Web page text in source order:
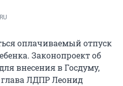
оплачиваемый отпуск
Законопроект об
внесения в Госдуму,
глава ЛДПР Леонид